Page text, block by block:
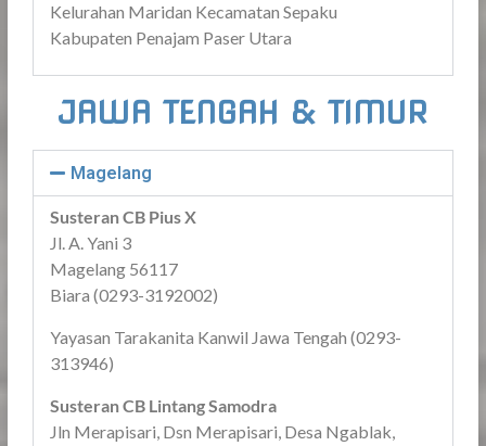
Kelurahan Maridan Kecamatan Sepaku
Kabupaten Penajam Paser Utara
JAWA TENGAH & TIMUR
Magelang
Susteran CB Pius X
Jl. A. Yani 3
Magelang 56117
Biara (0293-3192002)
Yayasan Tarakanita Kanwil Jawa Tengah (0293-
313946)
Susteran CB Lintang Samodra
Jln Merapisari, Dsn Merapisari, Desa Ngablak,